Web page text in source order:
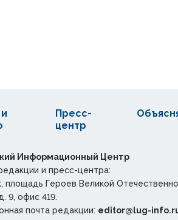
Пресс-
центр
Информационный Центр
и пресс-центра:
площадь Героев Великой
9, офис 419.
почта редакции: editor@lug-